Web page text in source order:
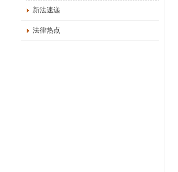
新法速递
法律热点